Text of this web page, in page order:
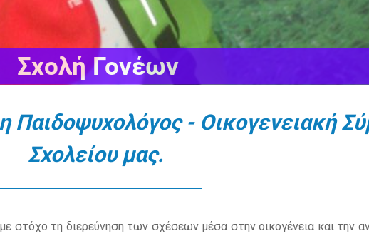
Σχολή Γονέων
Παιδοψυχολόγος - Οικογενειακή
Σχολείου μας.
τη διερεύνηση των σχέσεων μέσα στην οικογένεια και την